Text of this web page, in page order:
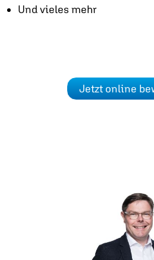
Und vieles mehr
Jetzt online